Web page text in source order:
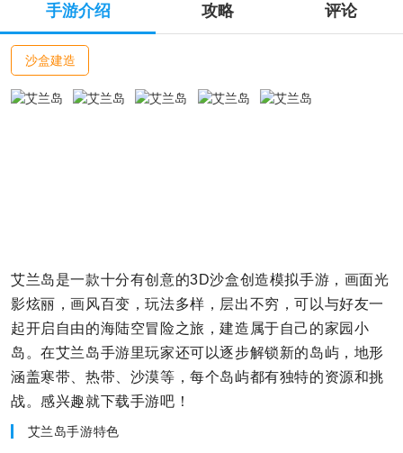
手游介绍 攻略 评论
沙盒建造
艾兰岛是一款十分有创意的3D沙盒创造模拟手游，画面光
影炫丽，画风百变，玩法多样，层出不穷，可以与好友一
起开启自由的海陆空冒险之旅，建造属于自己的家园小
岛。在艾兰岛手游里玩家还可以逐步解锁新的岛屿，地形
涵盖寒带、热带、沙漠等，每个岛屿都有独特的资源和挑
战。感兴趣就下载手游吧！
艾兰岛手游特色